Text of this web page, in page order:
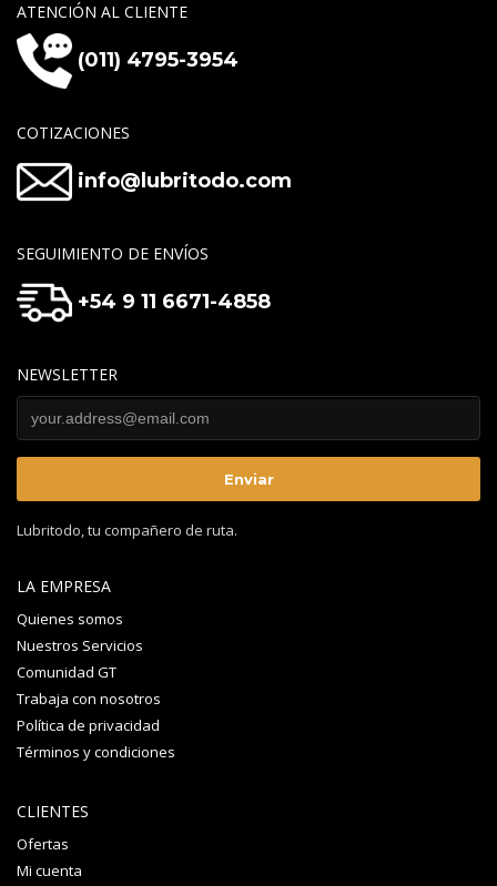
ATENCIÓN AL CLIENTE
(011) 4795-3954
COTIZACIONES
info@lubritodo.com
SEGUIMIENTO DE ENVÍOS
+54 9 11 6671-4858
NEWSLETTER
Lubritodo, tu compañero de ruta.
LA EMPRESA
Quienes somos
Nuestros Servicios
Comunidad GT
Trabaja con nosotros
Política de privacidad
Términos y condiciones
CLIENTES
Ofertas
Mi cuenta